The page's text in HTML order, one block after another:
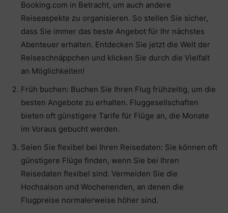
Booking.com in Betracht, um auch andere
Reiseaspekte zu organisieren. So stellen Sie sicher,
dass Sie immer das beste Angebot für Ihr nächstes
Abenteuer erhalten. Entdecken Sie jetzt die Welt der
Reiseschnäppchen und klicken Sie durch die Vielfalt
an Möglichkeiten!
Früh buchen: Buchen Sie Ihren Flug frühzeitig, um die
besten Angebote zu erhalten. Fluggesellschaften
bieten oft günstigere Tarife für Flüge an, die Monate
im Voraus gebucht werden.
Seien Sie flexibel bei Ihren Reisedaten: Sie können oft
günstigere Flüge finden, wenn Sie bei Ihren
Reisedaten flexibel sind. Vermeiden Sie die
Hochsaison und Wochenenden, an denen die
Flugpreise normalerweise höher sind.